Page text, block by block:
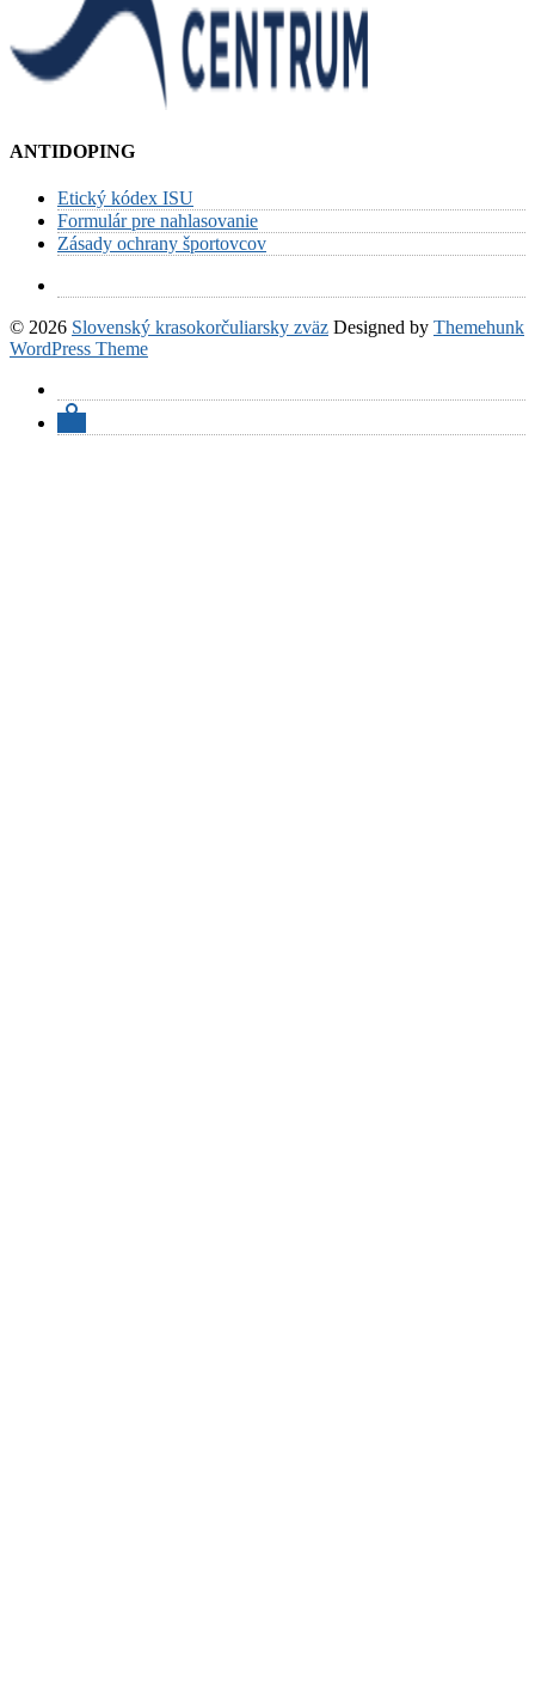
ANTIDOPING
Etický kódex ISU
Formulár pre nahlasovanie
Zásady ochrany športovcov
© 2026 Slovenský krasokorčuliarsky zväz Designed by Themehunk
WordPress Theme